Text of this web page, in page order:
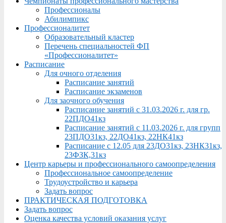
Профессионалы
Абилимпикс
Профессионалитет
Образовательный кластер
Перечень специальностей ФП
«Профессионалитет»
Расписание
Для очного отделения
Расписание занятий
Расписание экзаменов
Для заочного обучения
Расписание занятий с 31.03.2026 г. для гр.
22ПДО41кз
Расписание занятий с 11.03.2026 г. для групп
23ПДО31кз, 22ДО41кз, 22НК41кз
Расписание с 12.05 для 23ДО31кз, 23НК31кз,
23ФЗК,31кз
Центр карьеры и профессионального самоопределения
Профессиональное самоопределение
Трудоустройство и карьера
Задать вопрос
ПРАКТИЧЕСКАЯ ПОДГОТОВКА
Задать вопрос
Оценка качества условий оказания услуг